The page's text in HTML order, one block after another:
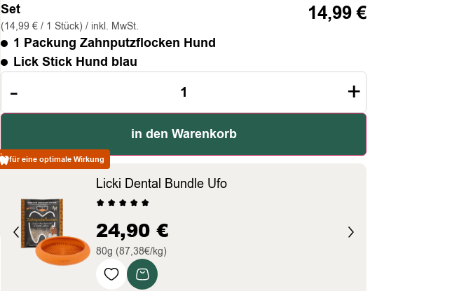
Set
(14,99 € / 1 Stück) / inkl. MwSt.
1 Packung Zahnputzflocken Hund
Lick Stick Hund blau
14,99€
- +
in den Warenkorb
für eine optimale Wirkung
Licki Dental Bundle Ufo
24,90 €
80g (87,38€/kg)